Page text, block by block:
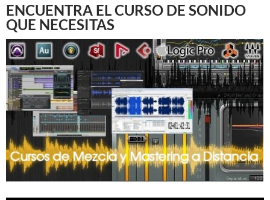
ENCUENTRA EL CURSO DE SONIDO
QUE NECESITAS